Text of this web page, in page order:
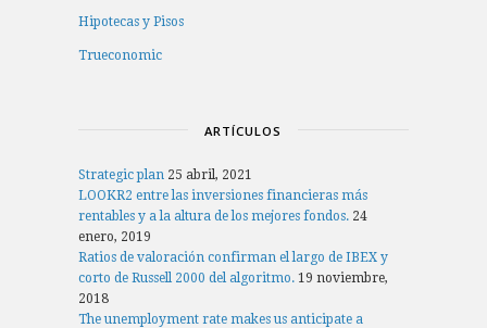
Hipotecas y Pisos
Trueconomic
ARTÍCULOS
Strategic plan 25 abril, 2021
LOOKR2 entre las inversiones financieras más
rentables y a la altura de los mejores fondos. 24
enero, 2019
Ratios de valoración confirman el largo de IBEX y
corto de Russell 2000 del algoritmo. 19 noviembre,
2018
The unemployment rate makes us anticipate a